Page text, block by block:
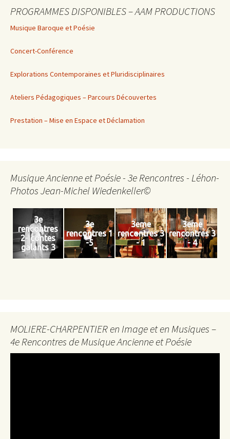
PROGRAMMES DISPONIBLES – AAM PRODUCTIONS
Musique Baroque et Poésie
Concert-Conférence
Explorations Contemporaines et Pluridisciplinaires
Ateliers Pédagogiques – Parcours Découvertes
Prestation – Mise en Espace et Déclamation
Musique Ancienne et Poésie - 3e Rencontres - Léhon-
Photos Jean-Michel Wiedenkeller©
3e
rencontres
2- contes
galants 3
3e
rencontres 1
-5
3eme
rencontres 3
- 1
3eme
rencontres 3
- 4
MOLIERE-CHARPENTIER en Image et en Musiques –
4e Rencontres de Musique Ancienne et Poésie